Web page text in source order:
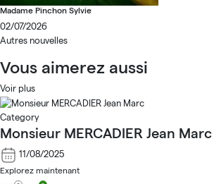
Madame Pinchon Sylvie
02/07/2026
Autres nouvelles
Vous aimerez aussi
Voir plus
Category
Monsieur MERCADIER Jean Marc
11/08/2025
Explorez maintenant